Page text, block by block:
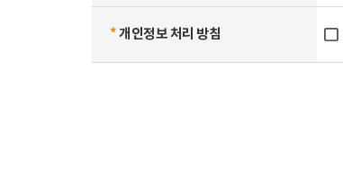
*개인정보 처리 방침